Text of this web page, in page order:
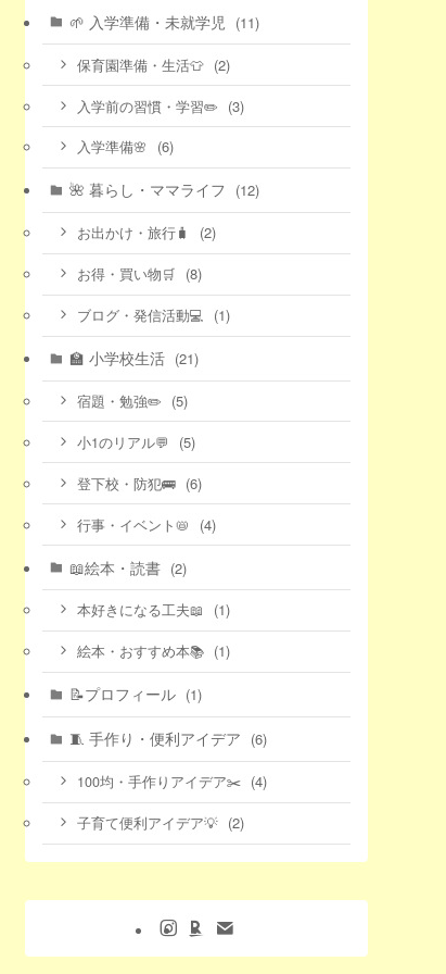
🌱 入学準備・未就学児 (11)
保育園準備・生活👕 (2)
入学前の習慣・学習✏️ (3)
入学準備🌸 (6)
🌺 暮らし・ママライフ (12)
お出かけ・旅行🧳 (2)
お得・買い物🛒 (8)
ブログ・発信活動💻 (1)
🏫 小学校生活 (21)
宿題・勉強✏️ (5)
小1のリアル💬 (5)
登下校・防犯🚌 (6)
行事・イベント📛 (4)
📖絵本・読書 (2)
本好きになる工夫📖 (1)
絵本・おすすめ本📚 (1)
📝プロフィール (1)
🧵 手作り・便利アイデア (6)
100均・手作りアイデア✂️ (4)
子育て便利アイデア💡 (2)